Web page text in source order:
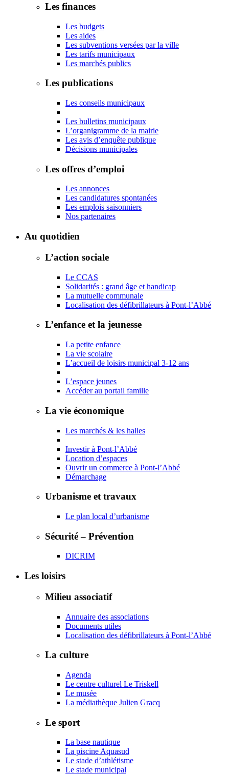
Les finances
Les budgets
Les aides
Les subventions versées par la ville
Les tarifs municipaux
Les marchés publics
Les publications
Les conseils municipaux
Les bulletins municipaux
L’organigramme de la mairie
Les avis d’enquête publique
Décisions municipales
Les offres d’emploi
Les annonces
Les candidatures spontanées
Les emplois saisonniers
Nos partenaires
Au quotidien
L’action sociale
Le CCAS
Solidarités : grand âge et handicap
La mutuelle communale
Localisation des défibrillateurs à Pont-l’Abbé
L’enfance et la jeunesse
La petite enfance
La vie scolaire
L’accueil de loisirs municipal 3-12 ans
L’espace jeunes
Accéder au portail famille
La vie économique
Les marchés & les halles
Investir à Pont-l’Abbé
Location d’espaces
Ouvrir un commerce à Pont-l’Abbé
Démarchage
Urbanisme et travaux
Le plan local d’urbanisme
Sécurité – Prévention
DICRIM
Les loisirs
Milieu associatif
Annuaire des associations
Documents utiles
Localisation des défibrillateurs à Pont-l’Abbé
La culture
Agenda
Le centre culturel Le Triskell
Le musée
La médiathèque Julien Gracq
Le sport
La base nautique
La piscine Aquasud
Le stade d’athlétisme
Le stade municipal